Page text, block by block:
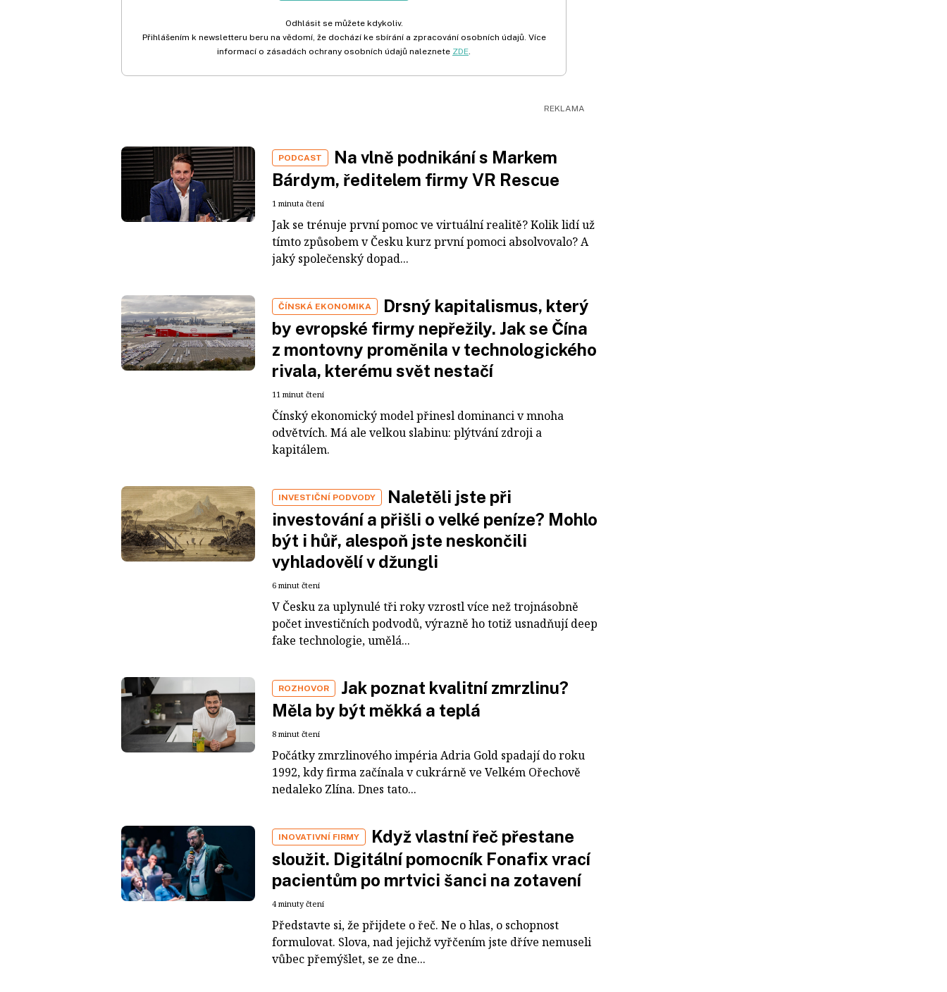
Odhlásit se můžete kdykoliv.
Přihlášením k newsletteru beru na vědomí, že dochází ke sbírání a zpracování osobních údajů. Více
informací o zásadách ochrany osobních údajů naleznete ZDE.
PODCAST
Na vlně podnikání s Markem
Bárdym, ředitelem firmy VR Rescue
1 minuta čtení
Jak se trénuje první pomoc ve virtuální realitě? Kolik lidí už
tímto způsobem v Česku kurz první pomoci absolvovalo? A
jaký společenský dopad...
ČÍNSKÁ EKONOMIKA
Drsný kapitalismus, který
by evropské firmy nepřežily. Jak se Čína
z montovny proměnila v technologického
rivala, kterému svět nestačí
11 minut čtení
Čínský ekonomický model přinesl dominanci v mnoha
odvětvích. Má ale velkou slabinu: plýtvání zdroji a
kapitálem.
INVESTIČNÍ PODVODY
Naletěli jste při
investování a přišli o velké peníze? Mohlo
být i hůř, alespoň jste neskončili
vyhladovělí v džungli
6 minut čtení
V Česku za uplynulé tři roky vzrostl více než trojnásobně
počet investičních podvodů, výrazně ho totiž usnadňují deep
fake technologie, umělá...
ROZHOVOR
Jak poznat kvalitní zmrzlinu?
Měla by být měkká a teplá
8 minut čtení
Počátky zmrzlinového impéria Adria Gold spadají do roku
1992, kdy firma začínala v cukrárně ve Velkém Ořechově
nedaleko Zlína. Dnes tato...
INOVATIVNÍ FIRMY
Když vlastní řeč přestane
sloužit. Digitální pomocník Fonafix vrací
pacientům po mrtvici šanci na zotavení
4 minuty čtení
Představte si, že přijdete o řeč. Ne o hlas, o schopnost
formulovat. Slova, nad jejichž vyřčením jste dříve nemuseli
vůbec přemýšlet, se ze dne...